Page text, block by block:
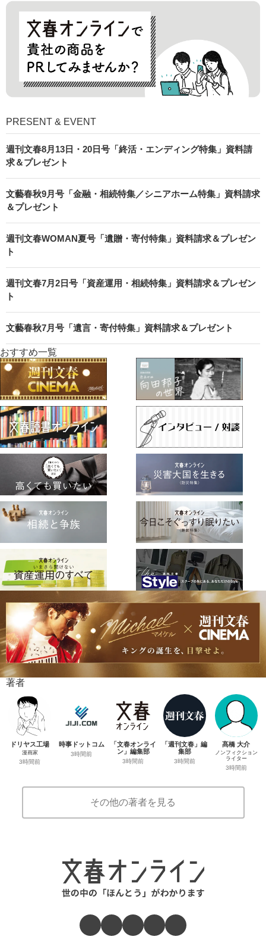
PRESENT & EVENT
週刊文春8月13日・20日号「終活・エンディング特集」資料請
求＆プレゼント
文藝春秋9月号「金融・相続特集／シニアホーム特集」資料請求
＆プレゼント
週刊文春WOMAN夏号「遺贈・寄付特集」資料請求＆プレゼン
ト
週刊文春7月2日号「資産運用・相続特集」資料請求＆プレゼン
ト
文藝春秋7月号「遺言・寄付特集」資料請求＆プレゼント
おすすめ一覧
著者
ドリヤス工場
漫画家
3時間前
時事ドットコム
3時間前
「文春オンライ
ン」編集部
3時間前
「週刊文春」編
集部
3時間前
髙橋 大介
ノンフィクション
ライター
3時間前
その他の著者を見る